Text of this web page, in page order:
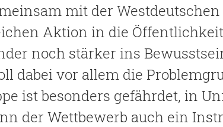
mit der Westdeutschen
Aktion in die Öffentlichkeit
noch stärker ins
dabei vor allem die
ist besonders gefährdet, in
der Wettbewerb auch ein